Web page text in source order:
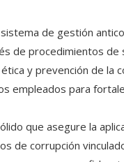
de gestión
de procedimientos de
y prevención de
empleados para
que asegure la
de corrupción